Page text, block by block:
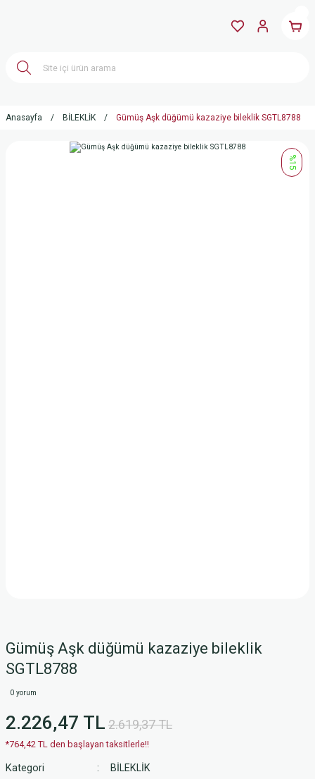
Anasayfa BİLEKLİK Gümüş Aşk düğümü kazaziye bileklik SGTL8788
%15
Gümüş Aşk düğümü kazaziye bileklik
SGTL8788
0 yorum
2.226,47 TL 2.619,37 TL
*764,42 TL den başlayan taksitlerle!!
Kategori
BİLEKLİK